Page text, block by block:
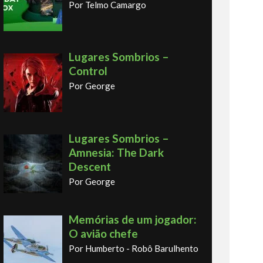
Por Telmo Camargo
Lugares Sombrios –
Control
Por George
Lugares Sombrios –
Amnesia: The Dark
Descent
Por George
Memórias de um jogador:
O avião chefe
Por Humberto - Robô Barulhento